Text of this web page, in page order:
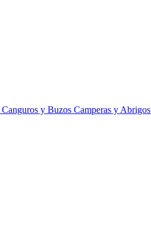
Canguros y Buzos Camperas y Abrigos